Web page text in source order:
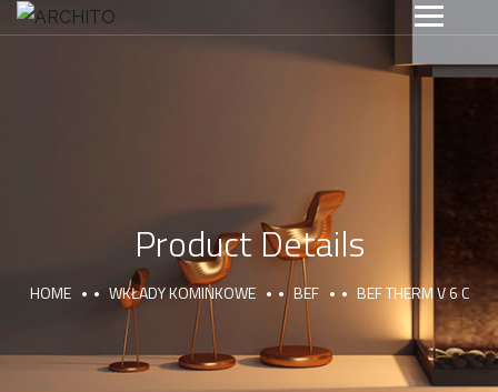
Product Details
HOME WKŁADY KOMINKOWE BEF BEF THERM V 6 C